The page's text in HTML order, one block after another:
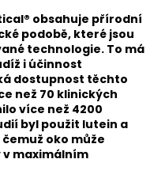
obsahuje přírodní
podobě, které jsou
technologie. To má
i účinnost
dostupnost těchto
než 70 klinických
více než 4200
byl použit lutein a
oko může
maximálním